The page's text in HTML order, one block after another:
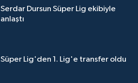
Serdar Dursun Süper Lig ekibiyle
anlaştı
Süper Lig'den 1. Lig'e transfer oldu